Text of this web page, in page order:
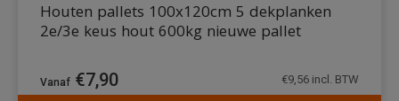
Houten pallets 100x120cm 5 dekplanken
2e/3e keus hout 600kg nieuwe pallet
€7,90 €9,56 incl. BTW